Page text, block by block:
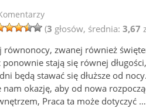
(3 głosów, średnia:3,67
równonocy, zwanej również
stają się równej
będą stawać się dłuższe od nocy.
nam okazję, aby od nowa
Praca ta może dotyczyć …